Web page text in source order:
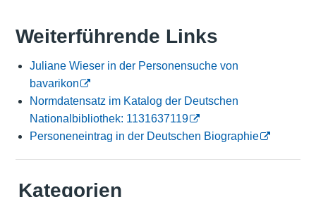
Weiterführende Links
Juliane Wieser in der Personensuche von
bavarikon
Normdatensatz im Katalog der Deutschen
Nationalbibliothek: 1131637119
Personeneintrag in der Deutschen Biographie
Kategorien